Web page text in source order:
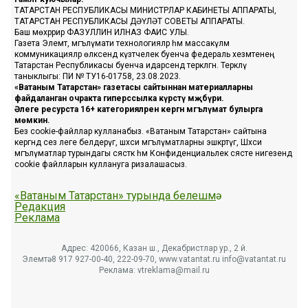
ТАТАРСТАН РЕСПУБЛИКАСЫ МИНИСТРЛАР КАБИНЕТЫ АППАРАТЫ,
ТАТАРСТАН РЕСПУБЛИКАСЫ ДӘҮЛӘТ СОВЕТЫ АППАРАТЫ.
Баш мөхәррир ФАЗУЛЛИН ИЛНАЗ ФАИС УЛЫ.
Газета Элемтә, мәгълүмати технологияләр һәм массакүләм
коммуникацияләр өлкәсендә күзәтчелек буенча федераль хезмәтенең
Татарстан Республикасы буенча идарәсендә теркәлгән. Теркәлү
таныклыгы: ПИ № ТУ16-01758, 23.08.2023.
«Ватаным Татарстан» газетасы сайтыннан материалларны
файдаланган очракта гиперссылка күрсәтү мәҗбүри.
Әлеге ресурста 16+ категорияләренә кергән мәгълүмат булырга
мөмкин.
Без cookie-файллар кулланабыз. «Ватаным Татарстан» сайтына
кергәндә сез әлеге белдерүгә, шәхси мәгълүматларны эшкәртүгә, Шәхси
мәгълүматлар турындагы сәясәткә һәм Конфиденциальлек сәясәте нигезендә
cookie файлларын куллануга ризалашасыз.
«Ватаным Татарстан» турында белешмә
Редакция
Реклама
Адрес: 420066, Казан ш., Декабристлар ур., 2 й.
Элемтә: 8 917 927-00-40, 222-09-70, www.vatantat.ru info@vatantat.ru
Реклама: vtreklama@mail.ru